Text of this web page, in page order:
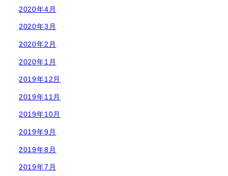
2020年4月
2020年3月
2020年2月
2020年1月
2019年12月
2019年11月
2019年10月
2019年9月
2019年8月
2019年7月